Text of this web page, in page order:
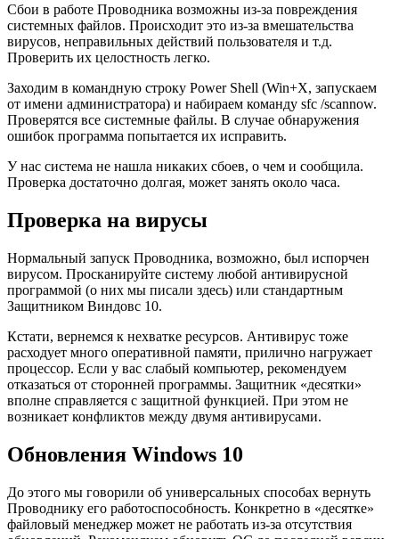
Сбои в работе Проводника возможны из-за повреждения
системных файлов. Происходит это из-за вмешательства
вирусов, неправильных действий пользователя и т.д.
Проверить их целостность легко.
Заходим в командную строку Power Shell (Win+X, запускаем
от имени администратора) и набираем команду sfc /scannow.
Проверятся все системные файлы. В случае обнаружения
ошибок программа попытается их исправить.
У нас система не нашла никаких сбоев, о чем и сообщила.
Проверка достаточно долгая, может занять около часа.
Проверка на вирусы
Нормальный запуск Проводника, возможно, был испорчен
вирусом. Просканируйте систему любой антивирусной
программой (о них мы писали здесь) или стандартным
Защитником Виндовс 10.
Кстати, вернемся к нехватке ресурсов. Антивирус тоже
расходует много оперативной памяти, прилично нагружает
процессор. Если у вас слабый компьютер, рекомендуем
отказаться от сторонней программы. Защитник «десятки»
вполне справляется с защитной функцией. При этом не
возникает конфликтов между двумя антивирусами.
Обновления Windows 10
До этого мы говорили об универсальных способах вернуть
Проводнику его работоспособность. Конкретно в «десятке»
файловый менеджер может не работать из-за отсутствия